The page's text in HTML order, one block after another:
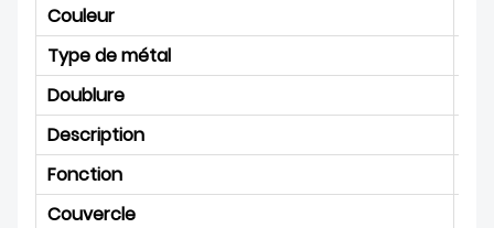
Couleur
Type de métal
Doublure
Description
Fonction
Couvercle